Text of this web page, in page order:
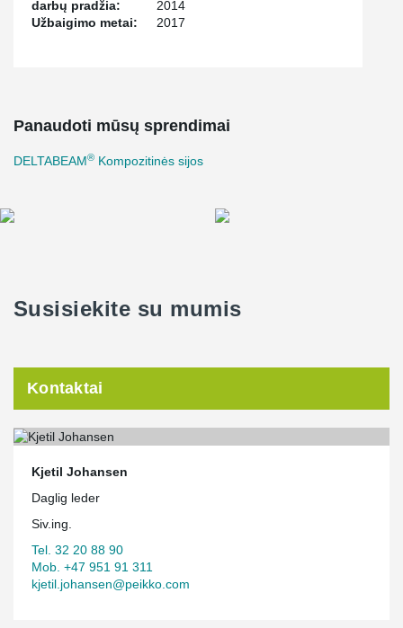
darbų pradžia:
2014
Užbaigimo metai:
2017
Panaudoti mūsų sprendimai
DELTABEAM® Kompozitinės sijos
Susisiekite su mumis
Kontaktai
Kjetil Johansen
Daglig leder
Siv.ing.
Tel. 32 20 88 90
Mob. +47 951 91 311
kjetil.johansen@peikko.com